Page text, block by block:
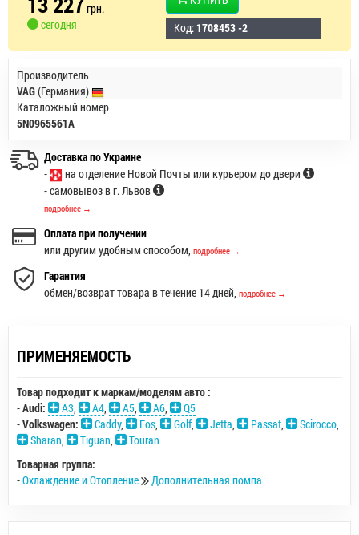
грн.
сегодня
Код: 1708453 -2
Производитель
VAG(Германия)
Каталожный номер
5N0965561A
Доставка по Украине
-
на отделение Новой Почты или курьером до двери
- самовывоз в г. Львов
подробнее →
Оплата при получении
или другим удобным способом, подробнее →
Гарантия
обмен/возврат товара в течение 14 дней, подробнее →
ПРИМЕНЯЕМОСТЬ
Товар подходит к маркам/моделям авто :
-Audi: A3, A4, A5, A6,
Q5
-Volkswagen: Caddy, Eos, Golf, Jetta, Passat, Scirocco,
Sharan, Tiguan,
Touran
Товарная группа:
-Охлаждение и Отопление Дополнительная помпа